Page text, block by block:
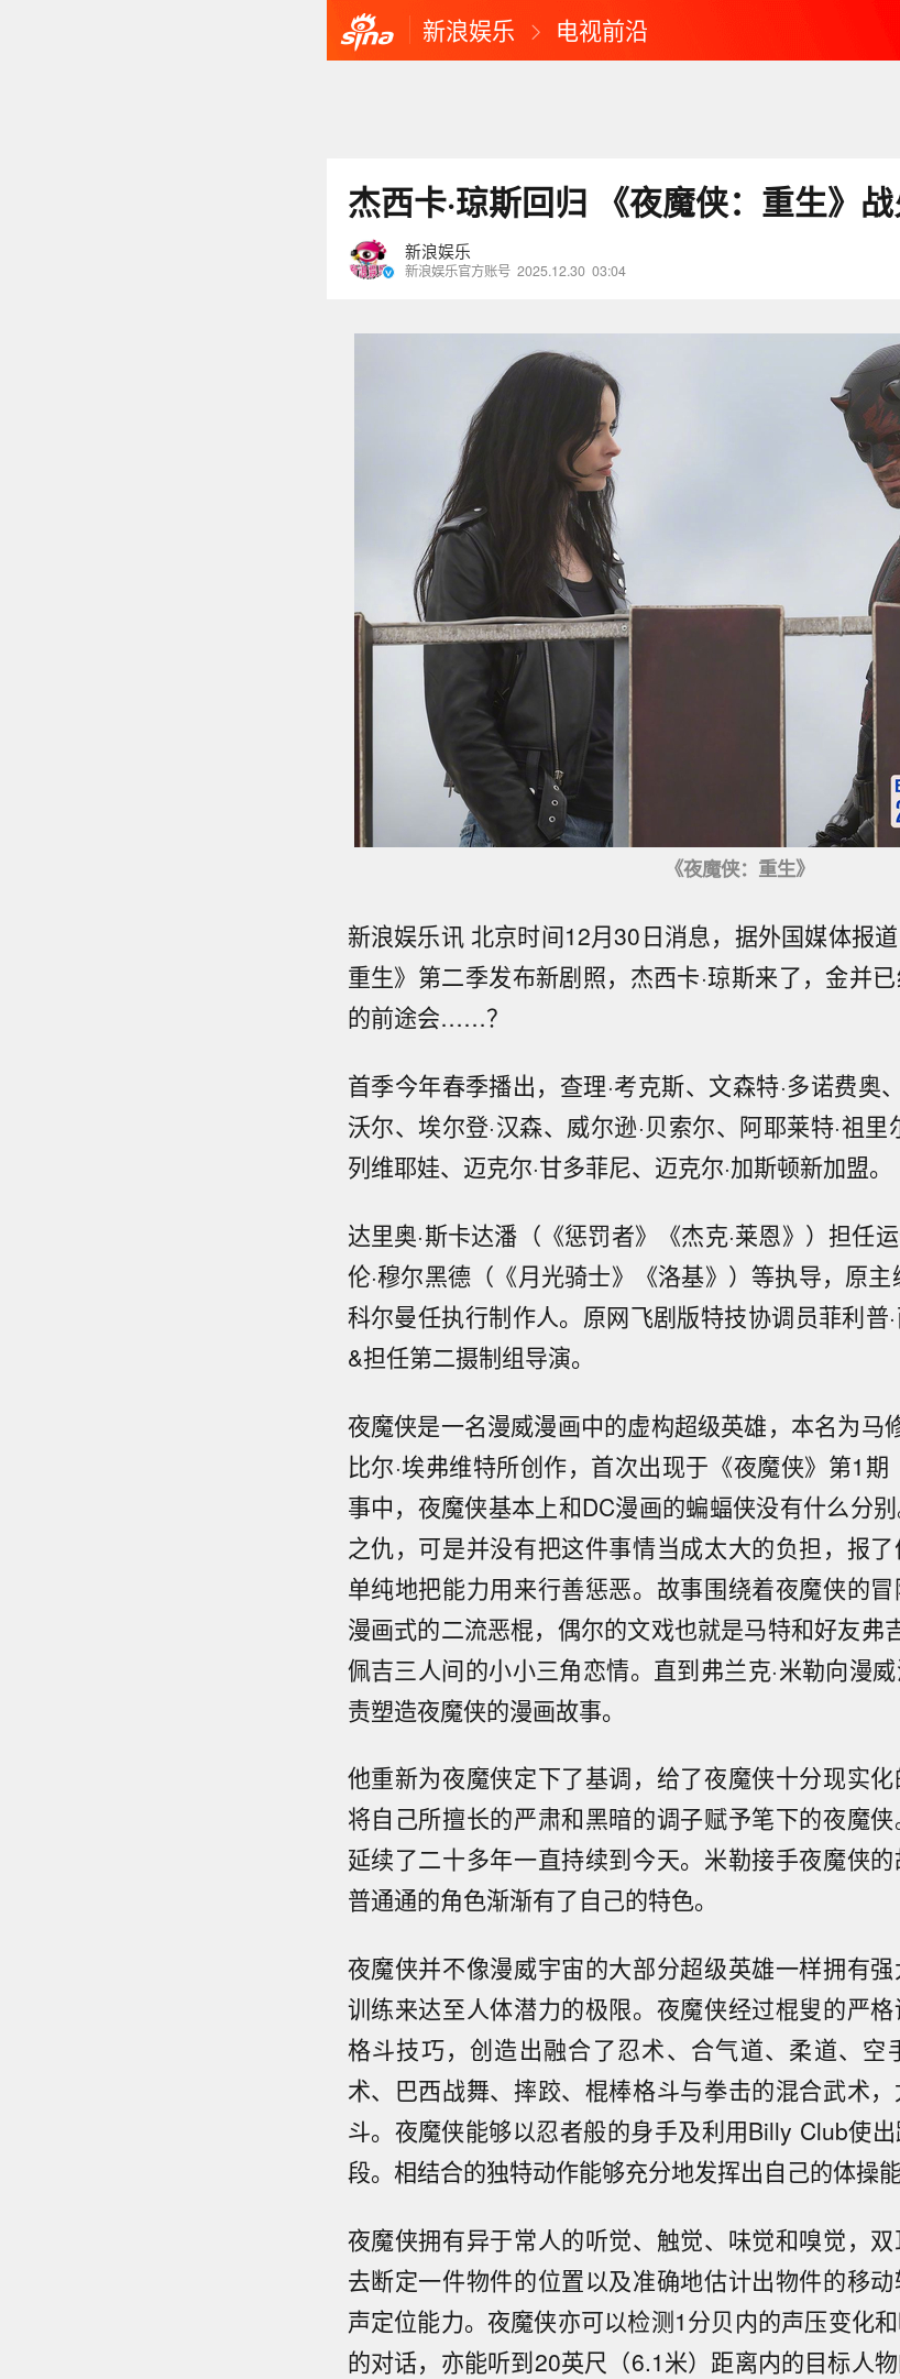
新浪娱乐 电视前沿
杰西卡·琼斯回归 《夜魔侠：重生》
新浪娱乐
新浪娱乐官方账号 2025.12.30 03:04
《夜魔侠：重生》
新浪娱乐讯 北京时间12月30日消息，据外国媒体报道
重生》第二季发布新剧照，杰西卡·琼斯来了，金并
的前途会……？
首季今年春季播出，查理·考克斯、文森特·多诺费奥
沃尔、埃尔登·汉森、威尔逊·贝索尔、阿耶莱特·祖里
列维耶娃、迈克尔·甘多菲尼、迈克尔·加斯顿新加盟。
达里奥·斯卡达潘（《惩罚者》《杰克·莱恩》）担任
伦·穆尔黑德（《月光骑士》《洛基》）等执导，原主
科尔曼任执行制作人。原网飞剧版特技协调员菲利普
&担任第二摄制组导演。
夜魔侠是一名漫威漫画中的虚构超级英雄，本名为马
比尔·埃弗维特所创作，首次出现于《夜魔侠》第1
事中，夜魔侠基本上和DC漫画的蝙蝠侠没有什么分
之仇，可是并没有把这件事情当成太大的负担，报
单纯地把能力用来行善惩恶。故事围绕着夜魔侠的
漫画式的二流恶棍，偶尔的文戏也就是马特和好友弗
佩吉三人间的小小三角恋情。直到弗兰克·米勒向漫
责塑造夜魔侠的漫画故事。
他重新为夜魔侠定下了基调，给了夜魔侠十分现实
将自己所擅长的严肃和黑暗的调子赋予笔下的夜魔
延续了二十多年一直持续到今天。米勒接手夜魔侠
普通通的角色渐渐有了自己的特色。
夜魔侠并不像漫威宇宙的大部分超级英雄一样拥有
训练来达至人体潜力的极限。夜魔侠经过棍叟的严
格斗技巧，创造出融合了忍术、合气道、柔道、空
术、巴西战舞、摔跤、棍棒格斗与拳击的混合武术
斗。夜魔侠能够以忍者般的身手及利用Billy Club使
段。相结合的独特动作能够充分地发挥出自己的体操能
夜魔侠拥有异于常人的听觉、触觉、味觉和嗅觉，
去断定一件物件的位置以及准确地估计出物件的移
声定位能力。夜魔侠亦可以检测1分贝内的声压变化
的对话，亦能听到20英尺（6.1米）距离内的目标人